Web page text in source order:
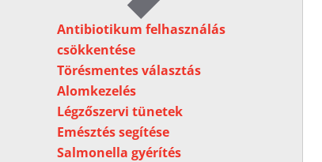
Antibiotikum felhasználás
csökkentése
Törésmentes választás
Alomkezelés
Légzőszervi tünetek
Emésztés segítése
Salmonella gyérítés